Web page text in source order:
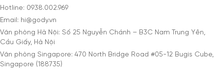
Hotline: 0938.002.969
Email: hi@gody.vn
Văn phòng Hà Nội: Số 25 Nguyễn Chánh – B3C Nam Trung Yên,
Cầu Giấy, Hà Nội
Văn phòng Singapore: 470 North Bridge Road #05-12 Bugis Cube,
Singapore (188735)